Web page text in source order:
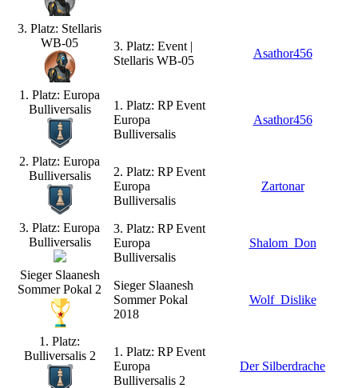
3. Platz: Stellaris
WB-05
3. Platz: Event |
Stellaris WB-05
Asathor456
1. Platz: Europa
Bulliversalis
1. Platz: RP Event
Europa
Bulliversalis
Asathor456
2. Platz: Europa
Bulliversalis
2. Platz: RP Event
Europa
Bulliversalis
Zartonar
3. Platz: Europa
Bulliversalis
3. Platz: RP Event
Europa
Bulliversalis
Shalom_Don
Sieger Slaanesh
Sommer Pokal 2
Sieger Slaanesh
Sommer Pokal
2018
Wolf_Dislike
1. Platz:
Bulliversalis 2
1. Platz: RP Event
Europa
Bulliversalis 2
Der Silberdrache